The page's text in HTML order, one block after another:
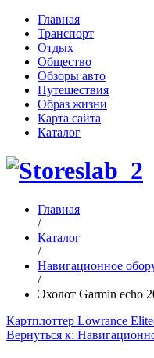
Главная
Транспорт
Отдых
Общество
Обзоры авто
Путешествия
Образ жизни
Карта сайта
Каталог
Главная
/
Каталог
/
Навигационное
/
Эхолот Garmin echo
Картплоттер Lowrance
Вернуться к: